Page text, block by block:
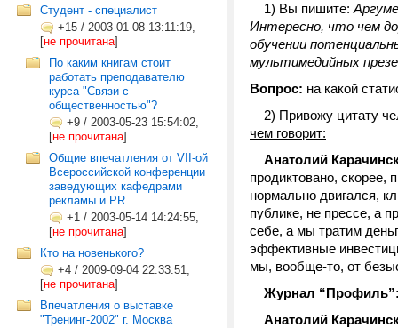
Студент - специалист
+15 / 2003-01-08 13:11:19,
[не прочитана]
По каким книгам стоит
работать преподавателю
курса "Связи с
общественностью"?
+9 / 2003-05-23 15:54:02,
[не прочитана]
Общие впечатления от VII-ой
Всероссийской конференции
заведующих кафедрами
рекламы и PR
+1 / 2003-05-14 14:24:55,
[не прочитана]
Кто на новенького?
+4 / 2009-09-04 22:33:51,
[не прочитана]
Впечатления о выставке
"Тренинг-2002" г. Москва
1) Вы пишите:
Интересно, что чем
обучении
мультимедийных
Вопрос: на какой
2) Привожу цитату
чем говорит:
Анатолий
продиктовано,
нормально двигался,
публике, не прессе, а
себе, а мы тратим
эффективные
мы, вообще-то, от
Журнал “Профиль”:
Анатолий